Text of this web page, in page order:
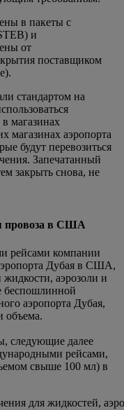
в пакеты с
и
от
поставщиком
стандартом на
магазинах
магазинах аэропорта
будут перевозиться
Запечатанный
закрыть снова, не
провоза в США
рейсами компании
Дубая в США,
аэрозоли и
беспошлинной
аэропорта Дубая,
объема.
следующие далее
рейсами,
свыше 100 мл) в
для жидкостей,